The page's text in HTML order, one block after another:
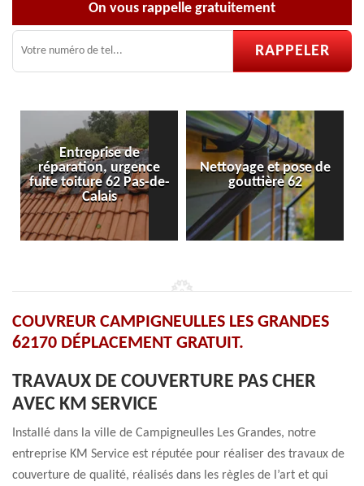
On vous rappelle gratuitement
Nettoyage et pose de
gouttière 62
Pose et réparation de
velux 62
COUVREUR CAMPIGNEULLES LES GRANDES
62170 DÉPLACEMENT GRATUIT.
TRAVAUX DE COUVERTURE PAS CHER
AVEC KM SERVICE
Installé dans la ville de Campigneulles Les Grandes, notre
entreprise KM Service est réputée pour réaliser des travaux de
couverture de qualité, réalisés dans les règles de l’art et qui